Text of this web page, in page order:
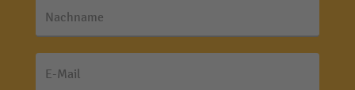
Nachname
E-Mail